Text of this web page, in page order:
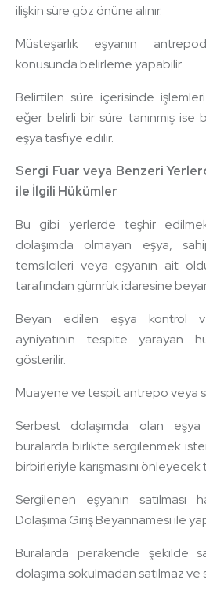
ilişkin süre göz önüne alınır.
Müsteşarlık eşyanın
konusunda belirleme yapabilir.
Belirtilen süre içerisinde
eğer belirli bir süre tanınmış ise
eşya tasfiye edilir.
Sergi Fuar veya Benzeri
ile İlgili Hükümler
Bu gibi yerlerde teşhir
dolaşımda olmayan eşya,
temsilcileri veya eşyanın ait
tarafından gümrük idaresine
Beyan edilen eşya kontrol
ayniyatının tespite yarayan
gösterilir.
Muayene ve tespit antrepo veya
Serbest dolaşımda olan
buralarda birlikte sergilenmek
birbirleriyle karışmasını önleyecek
Sergilenen eşyanın satılması
Dolaşıma Giriş Beyannamesi ile
Buralarda perakende şekilde
dolaşıma sokulmadan satılmaz